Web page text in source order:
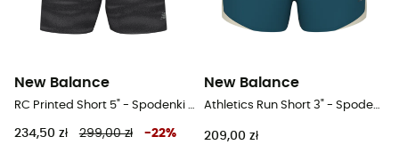
New Balance
234,50 zł 299,00 zł -22%
New Balance
209,00 zł